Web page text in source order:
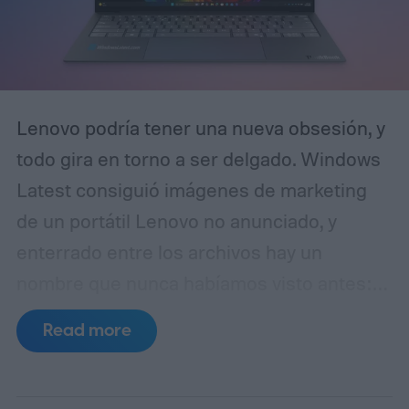
Lenovo podría tener una nueva obsesión, y
todo gira en torno a ser delgado. Windows
Latest consiguió imágenes de marketing
de un portátil Lenovo no anunciado, y
Aeroblade. El dispositivo en sí está
claramente marcado como ThinkBook, por
Read more